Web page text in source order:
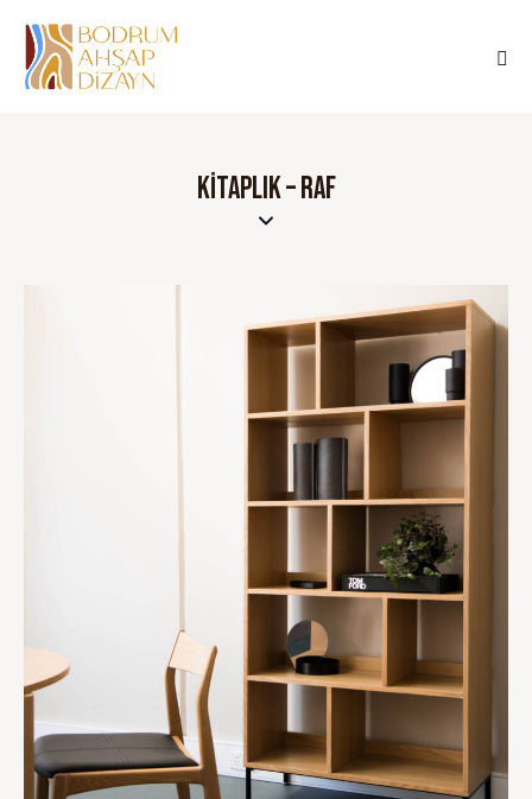
KITAPLIK – RAF